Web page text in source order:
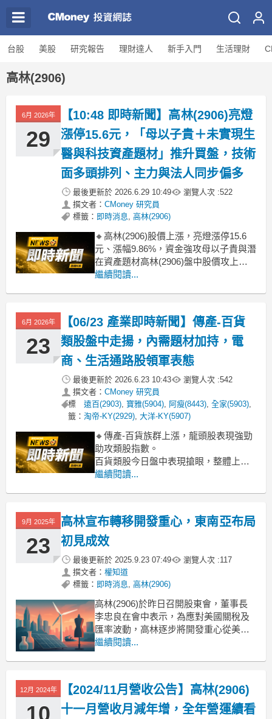
台股 美股 研究報告 理財達人 新手入門 生活理財
高林(2906)
6月 2026年
29
【10:48 即時新聞】高林(2906)亮燈
漲停15.6元，「母以子貴＋未實現生
醫與科技資產題材」推升買盤，技術
面多頭排列、主力與法人同步偏多
最後更新於 2026.6.29 10:49 瀏覽人次 :522
撰文者： CMoney 研究員
標籤： 即時消息, 高林(2906)
🔸高林(2906)股價上漲，亮燈漲停15.6
元、漲幅9.86%，資金強攻母以子貴與潛
在資產題材高林(2906)盤中股價攻上漲
停，報價15.6元、漲幅9.86%，多頭買盤
透過轉投資生技醫療與海外私募基金間
接持有SpaceX及多檔未上
繼續閱讀...
6月 2026年
23
【06/23 產業即時新聞】傳產-百貨
類股盤中走揚，內需題材加持，電
商、生活通路股領軍表態
最後更新於 2026.6.23 10:43 瀏覽人次 :542
撰文者： CMoney 研究員
標
籤：
遠百(2903), 寶雅(5904), 阿瘦(8443),全家(5903),
淘帝-KY(2929),大洋-KY(5907)
🔸傳產-百貨族群上漲，龍頭股表現強勁
助攻類股指數。
百貨類股今日盤中表現搶眼，整體上漲
2.19%，主要由指標股富邦媒漲逾6%、
回溫，加上母親節檔期、年中慶等消費
旺季題材發酵，資金回流至具消費概念
的通路類股。
繼續閱讀...
9月 2025年
23
高林宣布轉移開發重心，東南亞布局
初見成效
最後更新於 2025.9.23 07:49 瀏覽人次 :117
撰文者： 權知道
標籤： 即時消息, 高林(2906)
高林(2906)於昨日召開股東會，董事長
李忠良在會中表示，為應對美國關稅及
匯率波動，高林逐步將開發重心從美國
轉移至其他國家，目前已有初步成效。
整不僅影響了供應鏈結構，也對公司未
來的業務發展方向產生了重要影響。高
林的供應鏈策略調整高林
繼續閱讀...
12月 2024年
10
【2024/11月營收公告】高林(2906)
十一月營收月減年增，全年營運續看